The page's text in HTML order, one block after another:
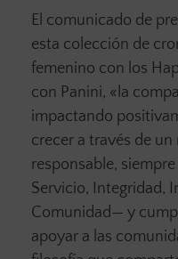
El comunicado de
esta colección de
femenino con los
con Panini, «la
impactando
crecer a través de
responsable,
Servicio, Integridad,
Comunidad— y
apoyar a las